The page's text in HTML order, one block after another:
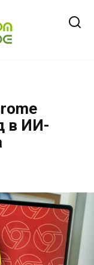
в ИИ-